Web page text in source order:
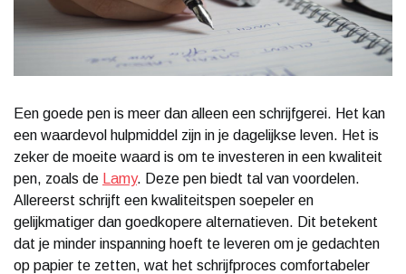
Een goede pen is meer dan alleen een schrijfgerei. Het kan
een waardevol hulpmiddel zijn in je dagelijkse leven. Het is
zeker de moeite waard is om te investeren in een kwaliteit
pen, zoals de
Lamy. Deze pen biedt tal van voordelen.
Allereerst schrijft een kwaliteitspen soepeler en
gelijkmatiger dan goedkopere alternatieven. Dit betekent
dat je minder inspanning hoeft te leveren om je gedachten
op papier te zetten, wat het schrijfproces comfortabeler